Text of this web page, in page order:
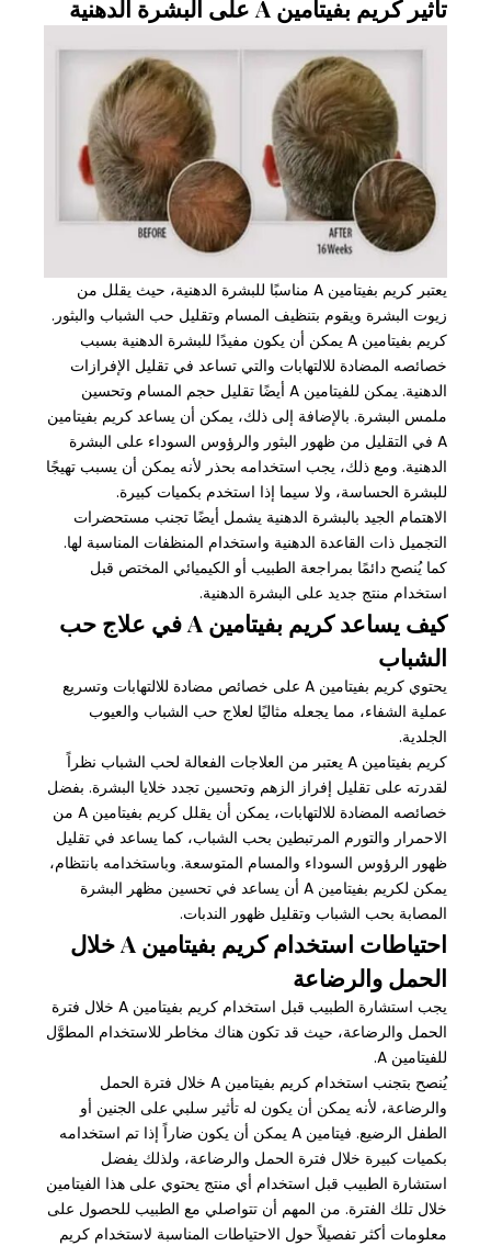
تأثير كريم بفيتامين A على البشرة الدهنية
يعتبر كريم بفيتامين A مناسبًا للبشرة الدهنية، حيث يقلل من
زيوت البشرة ويقوم بتنظيف المسام وتقليل حب الشباب والبثور.
كريم بفيتامين A يمكن أن يكون مفيدًا للبشرة الدهنية بسبب
خصائصه المضادة للالتهابات والتي تساعد في تقليل الإفرازات
الدهنية. يمكن للفيتامين A أيضًا تقليل حجم المسام وتحسين
ملمس البشرة. بالإضافة إلى ذلك، يمكن أن يساعد كريم بفيتامين
A في التقليل من ظهور البثور والرؤوس السوداء على البشرة
الدهنية. ومع ذلك، يجب استخدامه بحذر لأنه يمكن أن يسبب تهيجًا
للبشرة الحساسة، ولا سيما إذا استخدم بكميات كبيرة.
الاهتمام الجيد بالبشرة الدهنية يشمل أيضًا تجنب مستحضرات
التجميل ذات القاعدة الدهنية واستخدام المنظفات المناسبة لها.
كما يُنصح دائمًا بمراجعة الطبيب أو الكيميائي المختص قبل
استخدام منتج جديد على البشرة الدهنية.
كيف يساعد كريم بفيتامين A في علاج حب
الشباب
يحتوي كريم بفيتامين A على خصائص مضادة للالتهابات وتسريع
عملية الشفاء، مما يجعله مثاليًا لعلاج حب الشباب والعيوب
الجلدية.
كريم بفيتامين A يعتبر من العلاجات الفعالة لحب الشباب نظراً
لقدرته على تقليل إفراز الزهم وتحسين تجدد خلايا البشرة. بفضل
خصائصه المضادة للالتهابات، يمكن أن يقلل كريم بفيتامين A من
الاحمرار والتورم المرتبطين بحب الشباب، كما يساعد في تقليل
ظهور الرؤوس السوداء والمسام المتوسعة. وباستخدامه بانتظام،
يمكن لكريم بفيتامين A أن يساعد في تحسين مظهر البشرة
المصابة بحب الشباب وتقليل ظهور الندبات.
احتياطات استخدام كريم بفيتامين A خلال
الحمل والرضاعة
يجب استشارة الطبيب قبل استخدام كريم بفيتامين A خلال فترة
الحمل والرضاعة، حيث قد تكون هناك مخاطر للاستخدام المطوَّل
للفيتامين A.
يُنصح بتجنب استخدام كريم بفيتامين A خلال فترة الحمل
والرضاعة، لأنه يمكن أن يكون له تأثير سلبي على الجنين أو
الطفل الرضيع. فيتامين A يمكن أن يكون ضاراً إذا تم استخدامه
بكميات كبيرة خلال فترة الحمل والرضاعة، ولذلك يفضل
استشارة الطبيب قبل استخدام أي منتج يحتوي على هذا الفيتامين
خلال تلك الفترة. من المهم أن تتواصلي مع الطبيب للحصول على
معلومات أكثر تفصيلاً حول الاحتياطات المناسبة لاستخدام كريم